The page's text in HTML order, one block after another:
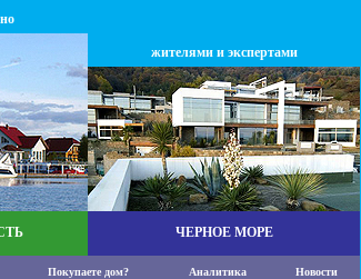
жителями и экспертами
ЧЕРНОЕ МОРЕ
Покупаете дом? Аналитика Новости